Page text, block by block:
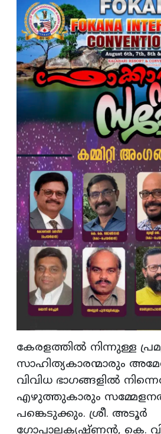
കേരളത്തില്‍ നിന്നുള്ള
സാഹിത്യകാരന്മാരും
വിവിധ ഭാഗങ്ങളില്‍
എഴുത്തുകാരും
പങ്കെടുക്കും. ശ്രീ. അടൂര്‍
ഗോപാലകൃഷ്ണന്‍, കെ.